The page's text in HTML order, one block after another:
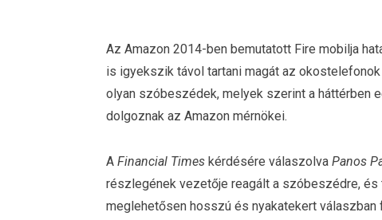
Az Amazon 2014-ben bemutatott Fire mobilja
is igyekszik távol tartani magát az
olyan szóbeszédek, melyek szerint a háttérben
dolgoznak az Amazon mérnökei.
A Financial Times kérdésére válaszolva Panos
részlegének vezetője reagált a szóbeszédre,
meglehetősen hosszú és nyakatekert